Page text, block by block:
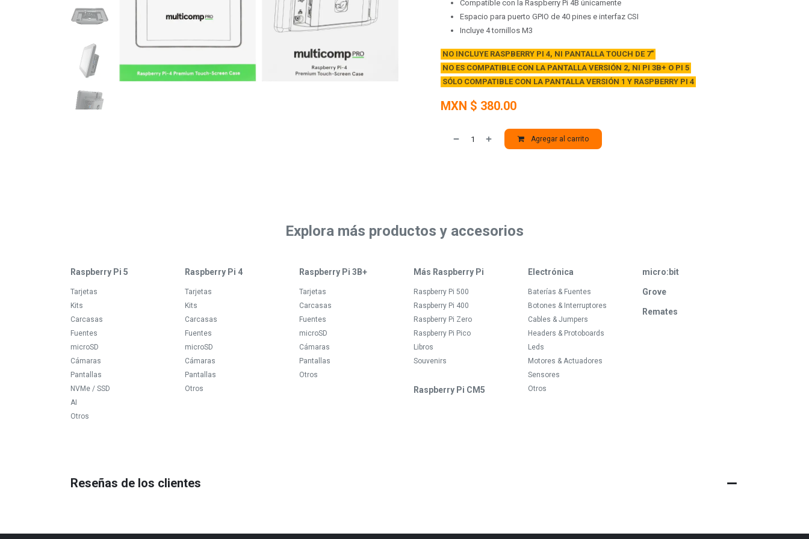
Compatible con la Raspberry Pi 4B únicamente
Espacio para puerto GPIO de 40 pines e interfaz CSI
Incluye 4 tornillos M3
NO INCLUYE RASPBERRY PI 4, NI PANTALLA TOUCH DE 7"
NO ES COMPATIBLE CON LA PANTALLA VERSIÓN 2, NI PI 3B+ O PI 5
SÓLO COMPATIBLE CON LA PANTALLA VERSIÓN 1 Y RASPBERRY PI 4
MXN $ 380.00
Agregar al carrito
Explora más productos y accesorios
Raspberry Pi 5
Tarjetas
Kits
Carcasas
Fuentes
microSD
Cámaras
Pantallas
NVMe / SSD
AI
Otros
Raspberry Pi 4
Tarjetas
Kits
Carcasas
Fuentes
microSD
Cámaras
Pantallas
Otros
Raspberry Pi 3B+
Tarjetas
Carcasas
Fuentes
microSD
Cámaras
Pantallas
Otros
Más Raspberry Pi
Raspberry Pi 500
Raspberry Pi 400
Raspberry Pi Zero
Raspberry Pi Pico
Libros
Souvenirs
Raspberry Pi CM5
Electrónica
Baterías & Fuentes
Botones & Interruptores
Cables & Jumpers
Headers & Protoboards
Leds
Motores & Actuadores
Sensores
Otros
micro:bit
Grove
Remates
Reseñas de los clientes